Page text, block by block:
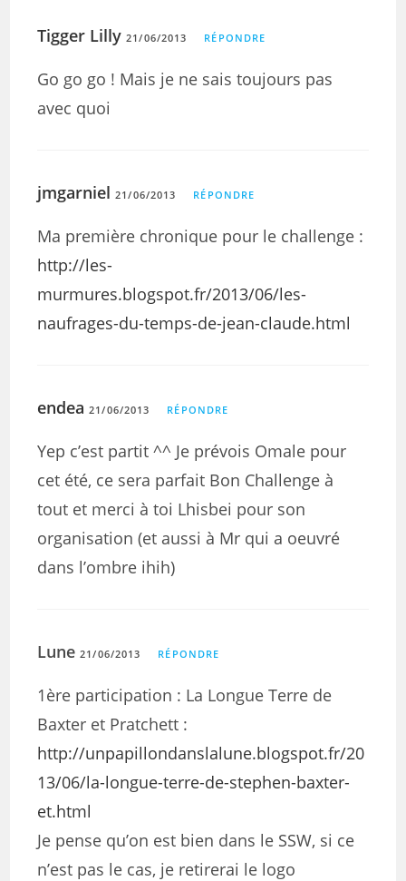
Tigger Lilly 21/06/2013 RÉPONDRE
Go go go ! Mais je ne sais toujours pas
avec quoi
jmgarniel 21/06/2013 RÉPONDRE
Ma première chronique pour le challenge :
http://les-
murmures.blogspot.fr/2013/06/les-
naufrages-du-temps-de-jean-claude.html
endea 21/06/2013 RÉPONDRE
Yep c’est partit ^^ Je prévois Omale pour
cet été, ce sera parfait Bon Challenge à
tout et merci à toi Lhisbei pour son
organisation (et aussi à Mr qui a oeuvré
dans l’ombre ihih)
Lune21/06/2013 RÉPONDRE
1ère participation : La Longue Terre de
Baxter et Pratchett :
http://unpapillondanslalune.blogspot.fr/20
13/06/la-longue-terre-de-stephen-baxter-
et.html
Je pense qu’on est bien dans le SSW, si ce
n’est pas le cas, je retirerai le logo